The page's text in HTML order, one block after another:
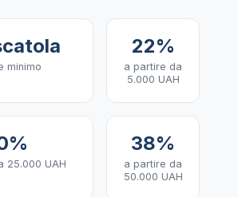
minimo
22%
a partire da
5.000 UAH
25.000 UAH
38%
a partire da
50.000 UAH